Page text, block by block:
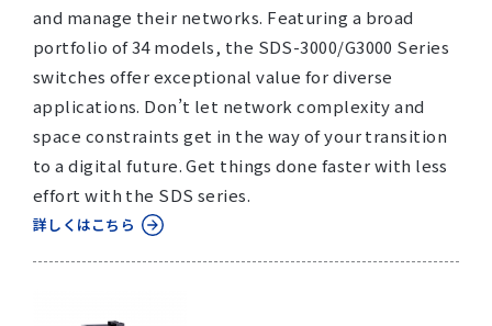
and manage their networks. Featuring a broad
portfolio of 34 models, the SDS-3000/G3000 Series
switches offer exceptional value for diverse
applications. Don’t let network complexity and
space constraints get in the way of your transition
to a digital future. Get things done faster with less
effort with the SDS series.
詳しくはこちら